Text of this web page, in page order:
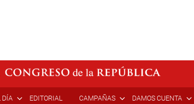
DÍA EDITORIAL CAMPAÑAS DAMOS CUENTA